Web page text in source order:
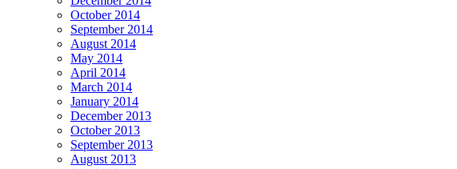
October 2014
September 2014
August 2014
May 2014
April 2014
March 2014
January 2014
December 2013
October 2013
September 2013
August 2013